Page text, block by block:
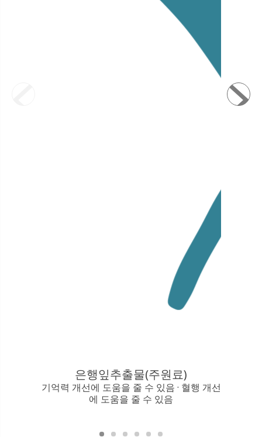
은행잎추출물(주원료)
기억력 개선에 도움을 줄 수 있음 · 혈행 개선
에 도움을 줄 수 있음